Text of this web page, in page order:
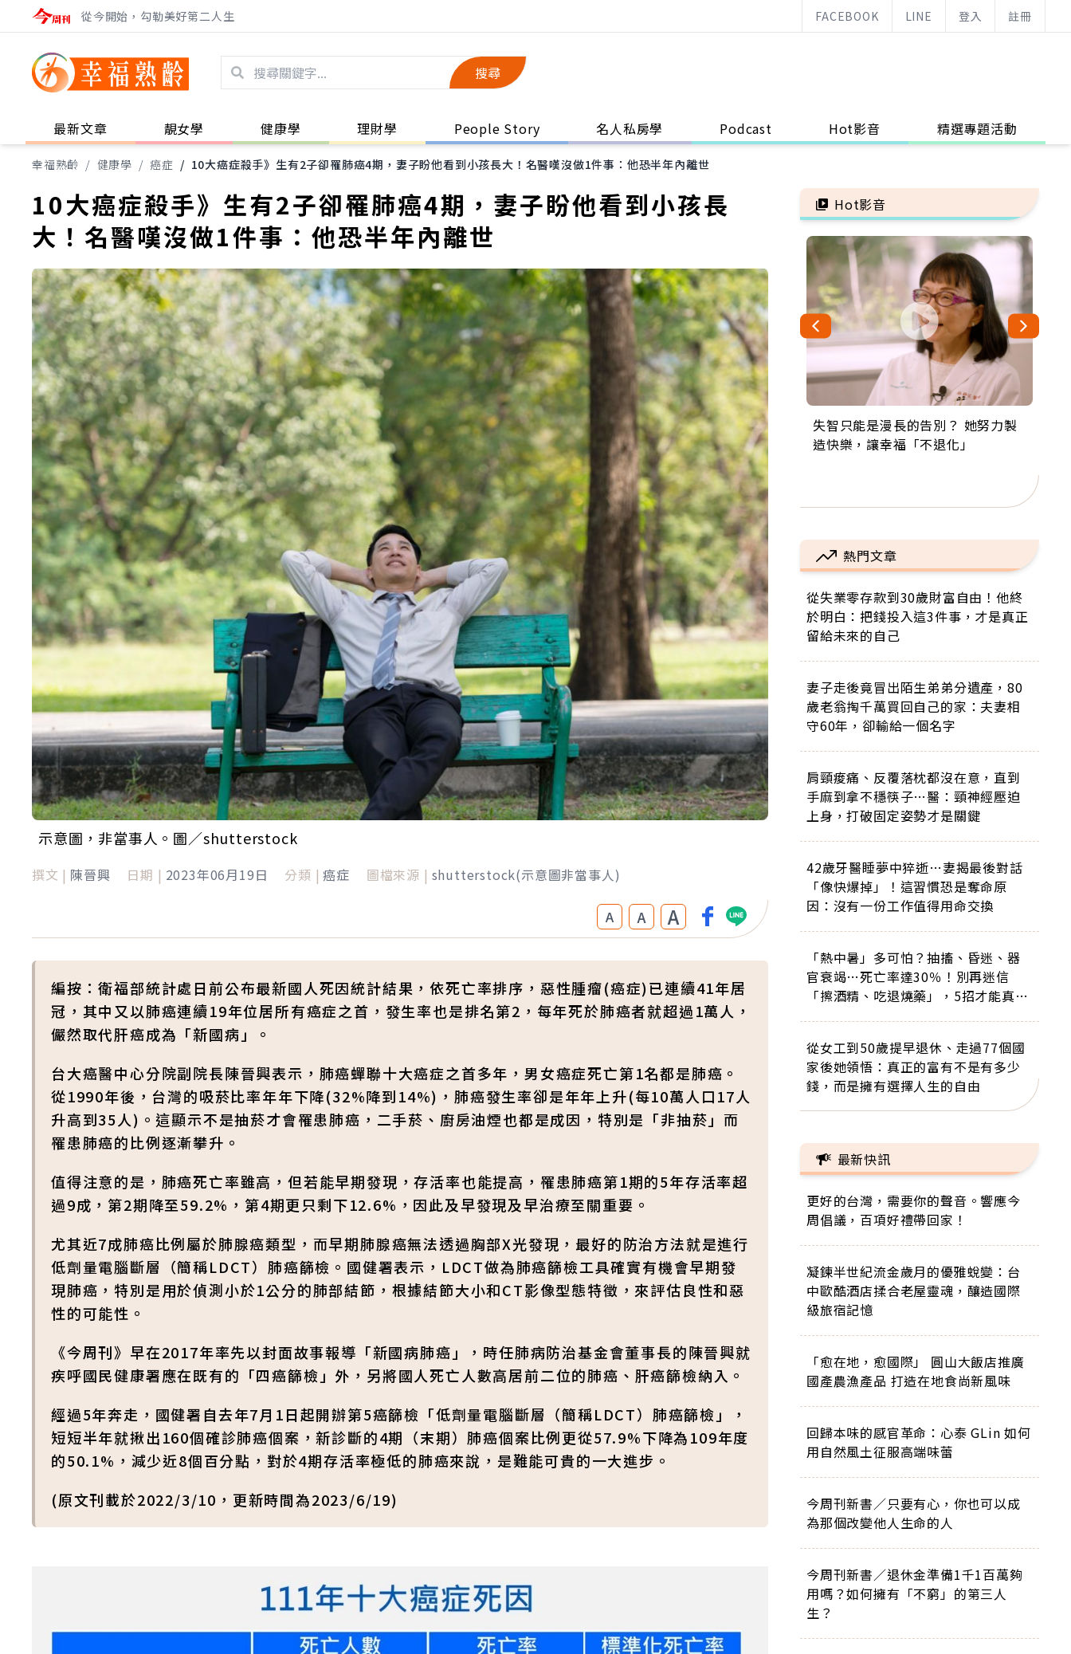
從今開始，勾勒美好第二人生 FACEBOOK LINE 登入 註冊
搜尋
最新文章 靚女學 健康學 理財學 People Story 名人私房學 Podcast Hot影音 精選專題活動
幸福熟齡 / 健康學 / 癌症 / 10大癌症殺手》生有2子卻罹肺癌4期，妻子盼他看到小孩長大！名醫嘆沒做1件事：他恐半年內離世
10大癌症殺手》生有2子卻罹肺癌4期，妻子盼他看到小孩長
大！名醫嘆沒做1件事：他恐半年內離世
示意圖，非當事人。圖／shutterstock
撰文 | 陳晉興 日期 | 2023年06月19日 分類 | 癌症 圖檔來源 | shutterstock(示意圖非當事人)
A A A
編按：衛福部統計處日前公布最新國人死因統計結果，依死亡率排序，惡性腫瘤(癌症)已連續41年居
冠，其中又以肺癌連續19年位居所有癌症之首，發生率也是排名第2，每年死於肺癌者就超過1萬人，
儼然取代肝癌成為「新國病」。
台大癌醫中心分院副院長陳晉興表示，肺癌蟬聯十大癌症之首多年，男女癌症死亡第1名都是肺癌。
從1990年後，台灣的吸菸比率年年下降(32%降到14%)，肺癌發生率卻是年年上升(每10萬人口17人
升高到35人)。這顯示不是抽菸才會罹患肺癌，二手菸、廚房油煙也都是成因，特別是「非抽菸」而
罹患肺癌的比例逐漸攀升。
值得注意的是，肺癌死亡率雖高，但若能早期發現，存活率也能提高，罹患肺癌第1期的5年存活率超
過9成，第2期降至59.2%，第4期更只剩下12.6%，因此及早發現及早治療至關重要。
尤其近7成肺癌比例屬於肺腺癌類型，而早期肺腺癌無法透過胸部X光發現，最好的防治方法就是進行
低劑量電腦斷層（簡稱LDCT）肺癌篩檢。國健署表示，LDCT做為肺癌篩檢工具確實有機會早期發
現肺癌，特別是用於偵測小於1公分的肺部結節，根據結節大小和CT影像型態特徵，來評估良性和惡
性的可能性。
《今周刊》早在2017年率先以封面故事報導「新國病肺癌」，時任肺病防治基金會董事長的陳晉興就
疾呼國民健康署應在既有的「四癌篩檢」外，另將國人死亡人數高居前二位的肺癌、肝癌篩檢納入。
經過5年奔走，國健署自去年7月1日起開辦第5癌篩檢「低劑量電腦斷層（簡稱LDCT）肺癌篩檢」，
短短半年就揪出160個確診肺癌個案，新診斷的4期（末期）肺癌個案比例更從57.9%下降為109年度
的50.1%，減少近8個百分點，對於4期存活率極低的肺癌來說，是難能可貴的一大進步。
(原文刊載於2022/3/10，更新時間為2023/6/19)
Hot影音
失智只能是漫長的告別？ 她努力製
造快樂，讓幸福「不退化」
來自剛果的巧克力神父 為台灣奉獻
36年 「台灣是我的家，我連作夢都
63歲卸矽谷副總、搬回台灣找快
樂！「蛋黃哥小丑」走進安養院，
104歲打破金氏世界紀錄 成為全球
最年長羽球選手，分享長壽的秘密
事業巔峰他選擇追夢…黑手阿伯拉
小提琴還登上小巨蛋！連CNN都大
熱門文章
從失業零存款到30歲財富自由！他終
於明白：把錢投入這3件事，才是真正
留給未來的自己
妻子走後竟冒出陌生弟弟分遺產，80
歲老翁掏千萬買回自己的家：夫妻相
守60年，卻輸給一個名字
肩頸痠痛、反覆落枕都沒在意，直到
手麻到拿不穩筷子…醫：頸神經壓迫
上身，打破固定姿勢才是關鍵
42歲牙醫睡夢中猝逝…妻揭最後對話
「像快爆掉」！這習慣恐是奪命原
因：沒有一份工作值得用命交換
「熱中暑」多可怕？抽搐、昏迷、器
官衰竭…死亡率達30％！別再迷信
「擦酒精、吃退燒藥」，5招才能真救
從女工到50歲提早退休、走過77個國
家後她領悟：真正的富有不是有多少
錢，而是擁有選擇人生的自由
最新快訊
更好的台灣，需要你的聲音。響應今
周倡議，百項好禮帶回家！
凝鍊半世紀流金歲月的優雅蛻變：台
中歐酷酒店揉合老屋靈魂，釀造國際
級旅宿記憶
「愈在地，愈國際」 圓山大飯店推廣
國產農漁產品 打造在地食尚新風味
回歸本味的感官革命：心泰 GLin 如何
用自然風土征服高端味蕾
今周刊新書／只要有心，你也可以成
為那個改變他人生命的人
今周刊新書／退休金準備1千1百萬夠
用嗎？如何擁有「不窮」的第三人
生？